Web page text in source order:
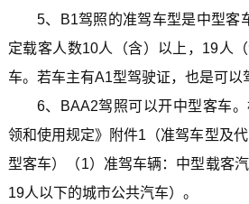
5、B1驾照的准驾车型是中型客
定载客人数10人（含）以上，19人
车。若车主有A1型驾驶证，也是可以
6、BAA2驾照可以开中型客车
领和使用规定》附件1（准驾车型及
型客车）（1）准驾车辆：中型载客
19人以下的城市公共汽车）。